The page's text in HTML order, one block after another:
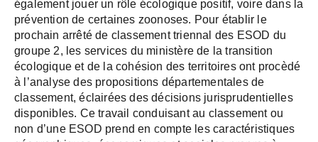
également jouer un rôle écologique positif, voire dans la
prévention de certaines zoonoses. Pour établir le
prochain arrêté de classement triennal des ESOD du
groupe 2, les services du ministère de la transition
écologique et de la cohésion des territoires ont procèdé
à l’analyse des propositions départementales de
classement, éclairées des décisions jurisprudentielles
disponibles. Ce travail conduisant au classement ou
non d’une ESOD prend en compte les caractéristiques